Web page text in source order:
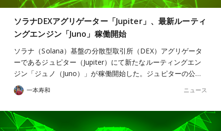
ソラナDEXアグリゲーター「Jupiter」、最新ルーティ
ングエンジン「Juno」稼働開始
ソラナ（Solana）基盤の分散型取引所（DEX）アグリゲータ
ーであるジュピター（Jupiter）にて新たなルーティングエン
ジン「ジュノ（Juno）」が稼働開始した。ジュピターの公…
一本寿和 ニュース